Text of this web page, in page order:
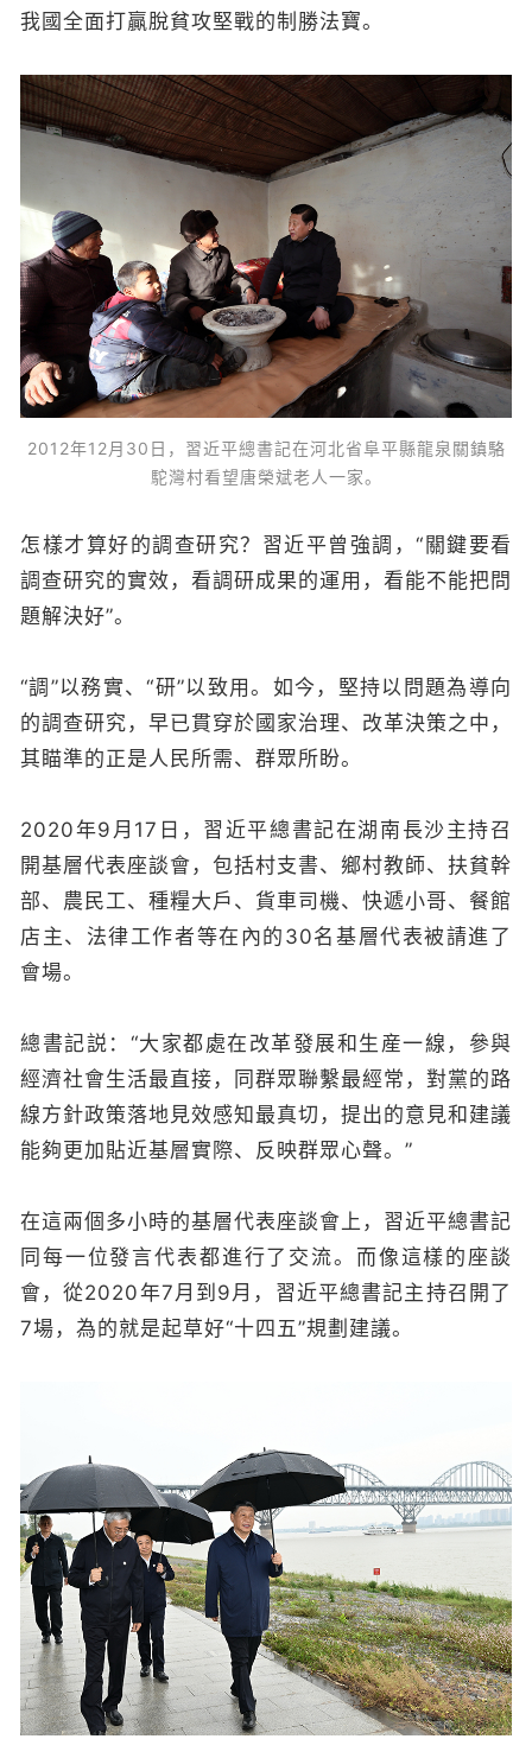
我國全面打贏脫貧攻堅戰的制勝法寶。
2012年12月30日，習近平總書記在河北省阜平縣龍泉關鎮駱
駝灣村看望唐榮斌老人一家。
怎樣才算好的調查研究？習近平曾強調，“關鍵要看
調查研究的實效，看調研成果的運用，看能不能把問
題解決好”。
“調”以務實、“研”以致用。如今，堅持以問題為導向
的調查研究，早已貫穿於國家治理、改革決策之中，
其瞄準的正是人民所需、群眾所盼。
2020年9月17日，習近平總書記在湖南長沙主持召
開基層代表座談會，包括村支書、鄉村教師、扶貧幹
部、農民工、種糧大戶、貨車司機、快遞小哥、餐館
店主、法律工作者等在內的30名基層代表被請進了
會場。
總書記説：“大家都處在改革發展和生産一線，參與
經濟社會生活最直接，同群眾聯繫最經常，對黨的路
線方針政策落地見效感知最真切，提出的意見和建議
能夠更加貼近基層實際、反映群眾心聲。”
在這兩個多小時的基層代表座談會上，習近平總書記
同每一位發言代表都進行了交流。而像這樣的座談
會，從2020年7月到9月，習近平總書記主持召開了
7場，為的就是起草好“十四五”規劃建議。